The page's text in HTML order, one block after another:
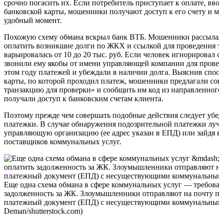
срочно погасить их. Если потребитель приступает к оплате,
банковской карты, мошенники получают доступ к его счету и
удобный момент.
Похожую схему обмана вскрыл банк ВТБ. Мошенники
оплатить возникшие долги по ЖКХ и ссылкой для проведения
варьировалась от 10 до 20 тыс. руб. Если человек
звонили ему якобы от имени управляющей компании для
этом году платежей и убеждали в наличии долга. Выяснив
карты, по которой проходил платеж, мошенники предлагали
транзакцию для проверки» и сообщить им код из
получали доступ к банковским счетам клиента.
Поэтому прежде чем совершать подобные действия следует
платежки. В случае обнаружения подозрительной платежки
управляющую организацию (ее адрес указан в ЕПД) или зайдя
поставщиков коммунальных услуг.
Еще одна схема обмана в сфере коммунальных услуг —
задолженность за ЖК. Злоумышленники отправляют на почту
платежный документ (ЕПД) с несуществующими
Deman/shutterstock.com)